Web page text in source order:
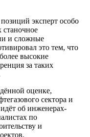
эксперт особо
и сложные
это тем, что
высокие
за таких
оценке,
сектора и
об инженерах-
по
и